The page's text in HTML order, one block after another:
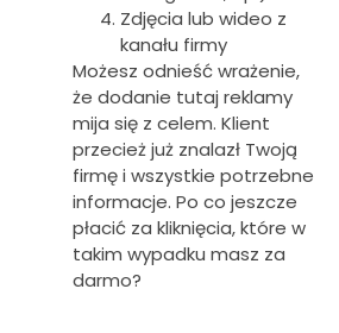
Zdjęcia lub wideo z
kanału firmy
Możesz odnieść wrażenie,
że dodanie tutaj reklamy
mija się z celem. Klient
przecież już znalazł Twoją
firmę i wszystkie potrzebne
informacje. Po co jeszcze
płacić za kliknięcia, które w
takim wypadku masz za
darmo?